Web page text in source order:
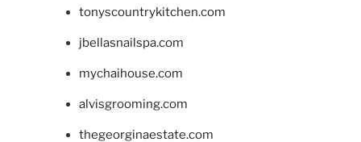
tonyscountrykitchen.com
jbellasnailspa.com
mychaihouse.com
alvisgrooming.com
thegeorginaestate.com